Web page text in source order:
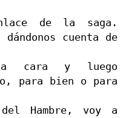
de la saga.
cuenta de
cara y luego
para bien o para
Hambre, voy a